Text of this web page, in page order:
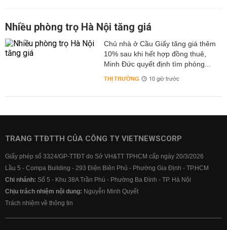
Nhiều phòng trọ Hà Nội tăng giá
Chủ nhà ở Cầu Giấy tăng giá thêm
10% sau khi hết hợp đồng thuê,
Minh Đức quyết định tìm phòng...
THỊ TRƯỜNG 10 giờ trước
TRANG TTĐTTH CỦA CÔNG TY VIETNEWSCORP
Giấy phép số 3324/GP-TTĐT do Sở VH&TT TPHCM cấp ngày 20/3/2026
Lầu 5 - Compa Building - 293 Điện Biên Phủ - Phường Gia Định - TP.HCM
Chi nhánh: Số 5 - Khu 38A Trần Phú - Phường Ba Đình - TP. Hà Nội
Chịu trách nhiệm nội dung: Nguyễn Minh Quyết
Trách nhiệm về thông tin